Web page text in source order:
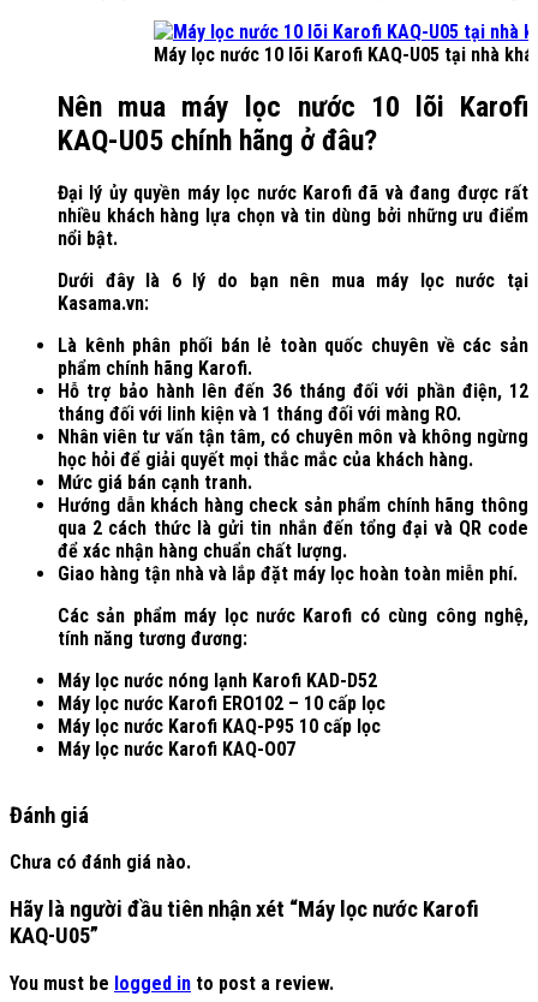
Máy lọc nước 10 lõi Karofi KAQ-U05 tại nhà
Nên mua máy lọc nước 10 lõi Karofi
KAQ-U05 chính hãng ở đâu?
Đại lý ủy quyền máy lọc nước Karofi đã và đang được rất
nhiều khách hàng lựa chọn và tin dùng bởi những ưu điểm
nổi bật.
Dưới đây là 6 lý do bạn nên mua máy lọc nước tại
Kasama.vn:
Là kênh phân phối bán lẻ toàn quốc chuyên về các sản
phẩm chính hãng Karofi.
Hỗ trợ bảo hành lên đến 36 tháng đối với phần điện, 12
tháng đối với linh kiện và 1 tháng đối với màng RO.
Nhân viên tư vấn tận tâm, có chuyên môn và không ngừng
học hỏi để giải quyết mọi thắc mắc của khách hàng.
Mức giá bán cạnh tranh.
Hướng dẫn khách hàng check sản phẩm chính hãng thông
qua 2 cách thức là gửi tin nhắn đến tổng đại và QR code
để xác nhận hàng chuẩn chất lượng.
Giao hàng tận nhà và lắp đặt máy lọc hoàn toàn miễn phí.
Các sản phẩm máy lọc nước Karofi có cùng công nghệ,
tính năng tương đương:
Máy lọc nước nóng lạnh Karofi KAD-D52
Máy lọc nước Karofi ERO102 – 10 cấp lọc
Máy lọc nước Karofi KAQ-P95 10 cấp lọc
Máy lọc nước Karofi KAQ-O07
Đánh giá
Chưa có đánh giá nào.
Hãy là người đầu tiên nhận xét “Máy lọc nước Karofi
KAQ-U05”
You must be logged in to post a review.